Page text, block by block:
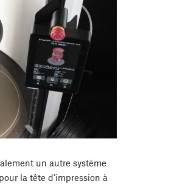
un autre système
la tête d’impression à